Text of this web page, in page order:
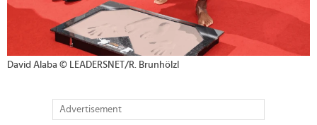
David Alaba © LEADERSNET/R. Brunhölzl
Advertisement